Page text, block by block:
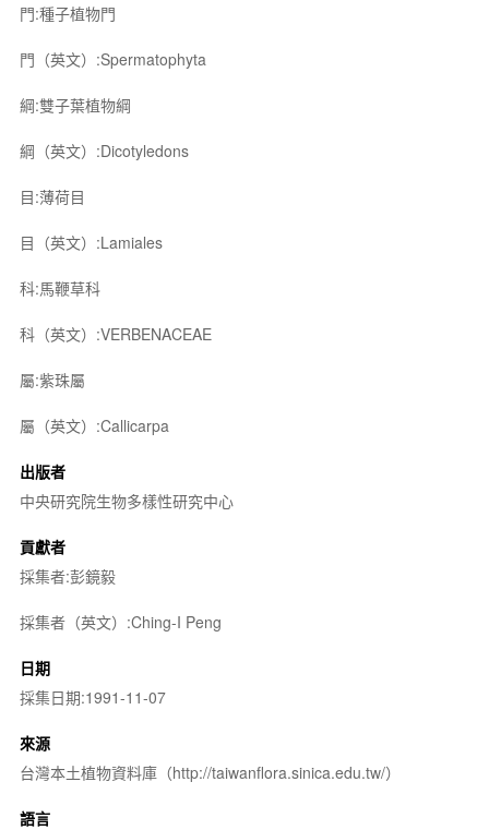
門:種子植物門
門（英文）:Spermatophyta
綱:雙子葉植物綱
綱（英文）:Dicotyledons
目:薄荷目
目（英文）:Lamiales
科:馬鞭草科
科（英文）:VERBENACEAE
屬:紫珠屬
屬（英文）:Callicarpa
出版者
中央研究院生物多樣性研究中心
貢獻者
採集者:彭鏡毅
採集者（英文）:Ching-I Peng
日期
採集日期:1991-11-07
來源
台灣本土植物資料庫（http://taiwanflora.sinica.edu.tw/）
語言